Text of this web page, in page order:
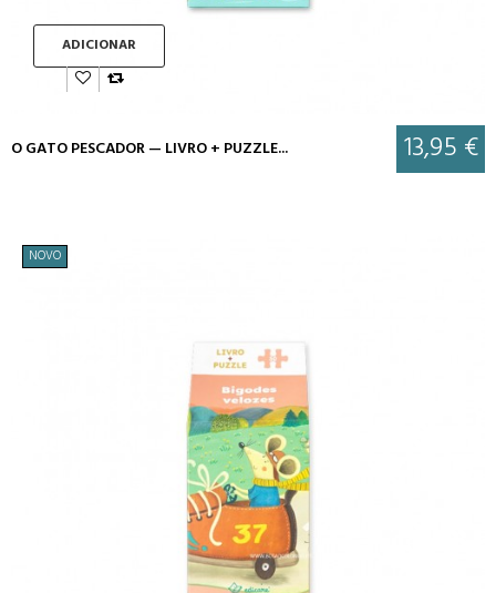
ADICIONAR
O GATO PESCADOR — LIVRO + PUZZLE... 13,95 €
NOVO